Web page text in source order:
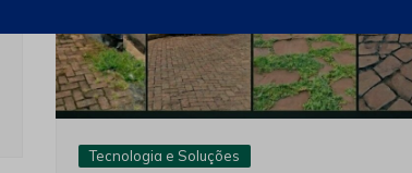
Tecnologia e Soluções